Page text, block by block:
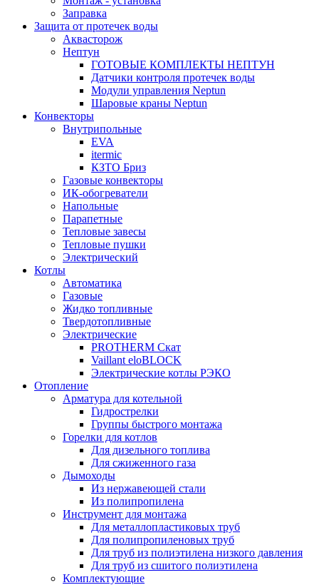
Заправка
Защита от протечек воды
Аквасторож
Нептун
ГОТОВЫЕ КОМПЛЕКТЫ НЕПТУН
Датчики контроля протечек воды
Модули управления Neptun
Шаровые краны Neptun
Конвекторы
Внутрипольные
EVA
itermic
КЗТО Бриз
Газовые конвекторы
ИК-обогреватели
Напольные
Парапетные
Тепловые завесы
Тепловые пушки
Электрический
Котлы
Автоматика
Газовые
Жидко топливные
Твердотопливные
Электрические
PROTHERM Скат
Vaillant eloBLOCK
Электрические котлы РЭКО
Отопление
Арматура для котельной
Гидрострелки
Группы быстрого монтажа
Горелки для котлов
Для дизельного топлива
Для сжиженного газа
Дымоходы
Из нержавеющей стали
Из полипропилена
Инструмент для монтажа
Для металлопластиковых труб
Для полипропиленовых труб
Для труб из полиэтилена низкого давления
Для труб из сшитого полиэтилена
Комплектующие